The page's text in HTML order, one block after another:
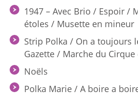
1947 – Avec Brio / Espoir /
étoles / Musette en mineur
Strip Polka / On a toujours
Gazette / Marche du Cirque
Noëls
Polka Marie / A boire a